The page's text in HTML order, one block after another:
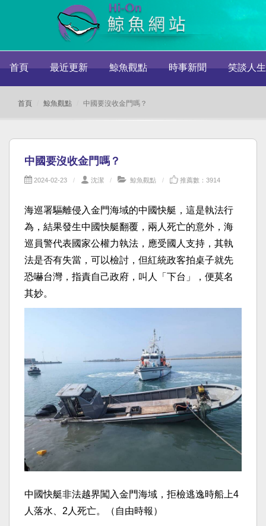
首頁 最近更新 鯨魚觀點 時事新聞 笑談人生
首頁 鯨魚觀點 中國要沒收金門嗎？
中國要沒收金門嗎？
2024-02-23 沈潔 鯨魚觀點 推薦數：3914
海巡署驅離侵入金門海域的中國快艇，這是執法行
為，結果發生中國快艇翻覆，兩人死亡的意外，海
巡員警代表國家公權力執法，應受國人支持，其執
法是否有失當，可以檢討，但紅統政客拍桌子就先
恐嚇台灣，指責自己政府，叫人「下台」，便莫名
其妙。
中國快艇非法越界闖入金門海域，拒檢逃逸時船上4
人落水、2人死亡。（自由時報）